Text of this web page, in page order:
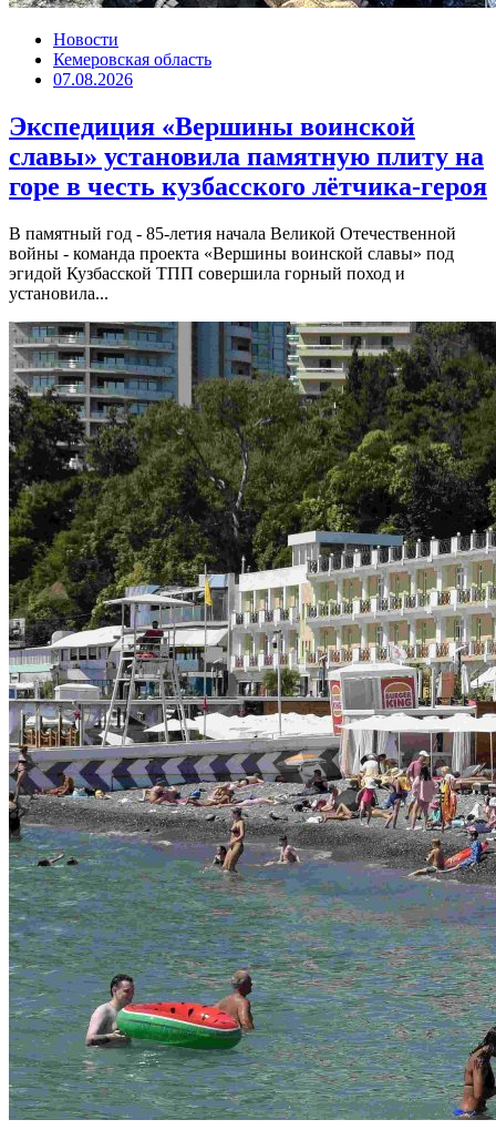
Новости
Кемеровская область
07.08.2026
Экспедиция «Вершины воинской
славы» установила памятную плиту на
горе в честь кузбасского лётчика-героя
В памятный год - 85-летия начала Великой Отечественной
войны - команда проекта «Вершины воинской славы» под
эгидой Кузбасской ТПП совершила горный поход и
установила...